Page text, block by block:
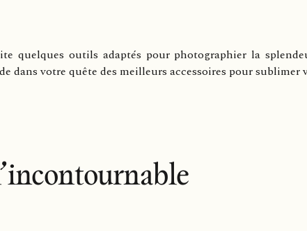
quelques outils adaptés pour photographier la
dans votre quête des meilleurs accessoires pour sublimer